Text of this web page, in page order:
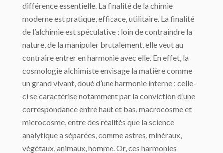
différence essentielle. La finalité de la chimie
moderne est pratique, efficace, utili­taire. La finalité
de l’alchimie est spéculative ; loin de contraindre la
nature, de la manipu­ler brutalement, elle veut au
contraire entrer en harmonie avec elle. En effet, la
cosmolo­gie alchimiste envisage la matière comme
un grand vivant, doué d’une harmonie interne : celle-
ci se caractérise notamment par la conviction d’une
correspondance entre haut et bas, macrocosme et
microcosme, entre des réalités que la science
analytique a sépa­rées, comme astres, minéraux,
végétaux, animaux, homme. Or, ces harmonies